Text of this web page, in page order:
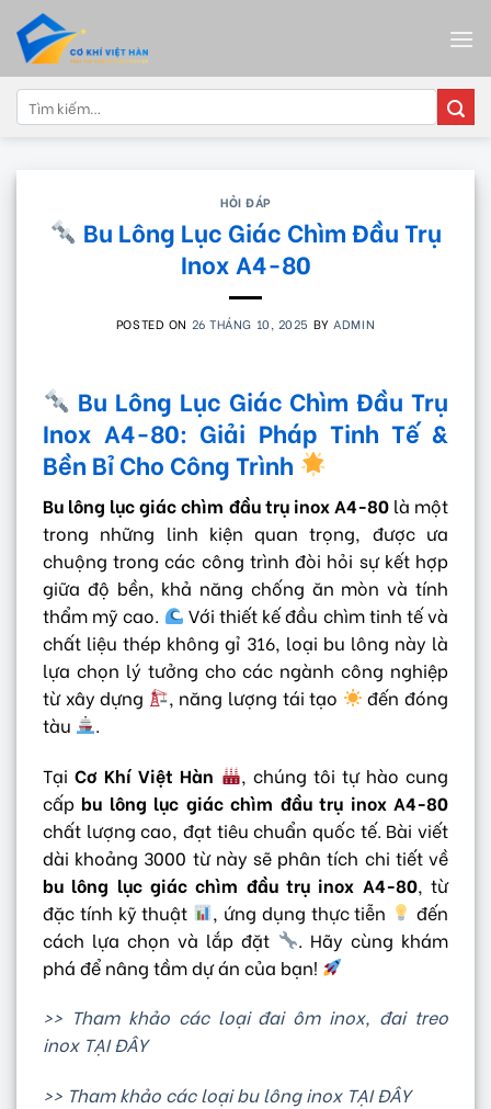
content
Tìm
kiếm:
HỎI ĐÁP
Bu Lông Lục Giác Chìm Đầu Trụ
Inox A4-80
POSTED ON 26 THÁNG 10, 2025 BY ADMIN
Bu Lông Lục Giác Chìm Đầu Trụ
Inox A4-80: Giải Pháp Tinh Tế &
Bền Bỉ Cho Công Trình
Bu lông lục giác chìm đầu trụ inox A4-80là một
trong những linh kiện quan trọng, được ưa
chuộng trong các công trình đòi hỏi sự kết hợp
giữa độ bền, khả năng chống ăn mòn và tính
thẩm mỹ cao.
Với thiết kế đầu chìm tinh tế và
chất liệu thép không gỉ 316, loại bu lông này là
lựa chọn lý tưởng cho các ngành công nghiệp
từ xây dựng
, năng lượng tái tạo
đến đóng
tàu
.
TạiCơ Khí Việt Hàn
, chúng tôi tự hào cung
cấpbu lông lục giác chìm đầu trụ inox A4-80
chất lượng cao, đạt tiêu chuẩn quốc tế. Bài viết
dài khoảng 3000 từ này sẽ phân tích chi tiết về
bu lông lục giác chìm đầu trụ inox A4-80, từ
đặc tính kỹ thuật
, ứng dụng thực tiễn
đến
cách lựa chọn và lắp đặt
. Hãy cùng khám
phá để nâng tầm dự án của bạn!
>> Tham khảo các loại đai ôm inox, đai treo
inox TẠI ĐÂY
>> Tham khảo các loại bu lông inox TẠI ĐÂY